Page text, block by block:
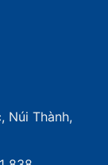
Núi Thành,